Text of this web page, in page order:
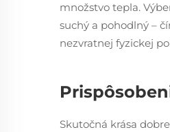
množstvo tepla.
suchý a pohodlný –
nezvratnej fyzickej
Skutočná krása